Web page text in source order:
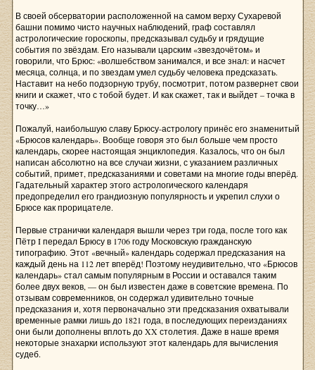
В своей обсерватории расположенной на самом верху Сухаревой
башни помимо чисто научных наблюдений, граф составлял
астрологические гороскопы, предсказывал судьбу и грядущие
события по звёздам. Его называли царским «звездочётом» и
говорили, что Брюс: «волшебством занимался, и все знал: и насчет
месяца, солнца, и по звездам умел судьбу человека предсказать.
Наставит на небо подзорную трубу, посмотрит, потом развернет свои
книги и скажет, что с тобой будет. И как скажет, так и выйдет – точка в
точку…»
Пожалуй, наибольшую славу Брюсу-астрологу принёс его знаменитый
«Брюсов календарь». Вообще говоря это был больше чем просто
календарь, скорее настоящая энциклопедия. Казалось, что он был
написан абсолютно на все случаи жизни, с указанием различных
событий, примет, предсказаниями и советами на многие годы вперёд.
Гадательный характер этого астрологического календаря
предопределил его грандиозную популярность и укрепил слухи о
Брюсе как прорицателе.
Первые странички календаря вышли через три года, после того как
Пётр I передал Брюсу в 1706 году Московскую гражданскую
типографию. Этот «вечный» календарь содержал предсказания на
каждый день на 112 лет вперёд! Поэтому неудивительно, что «Брюсов
календарь» стал самым популярным в России и оставался таким
более двух веков, — он был известен даже в советские времена. По
отзывам современников, он содержал удивительно точные
предсказания и, хотя первоначально эти предсказания охватывали
временные рамки лишь до 1821 года, в последующих переизданиях
они были дополнены вплоть до XX столетия. Даже в наше время
некоторые знахарки используют этот календарь для вычисления
судеб.